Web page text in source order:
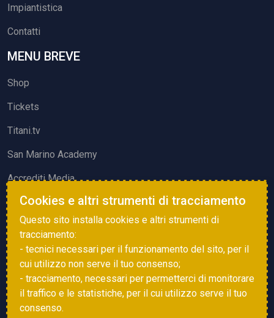
Impiantistica
Contatti
MENU BREVE
Shop
Tickets
Titani.tv
San Marino Academy
Accrediti Media
ATTIVITÀ ED EVENTI
Squadre di Calcio
Associazione Sammarinese Arbitri
Vota gol e parata
Cookies e altri strumenti di tracciamento
Questo sito installa cookies e altri strumenti di
tracciamento:
- tecnici necessari per il funzionamento del sito, per il
cui utilizzo non serve il tuo consenso;
- tracciamento, necessari per permetterci di monitorare
il traffico e le statistiche, per il cui utilizzo serve il tuo
consenso.